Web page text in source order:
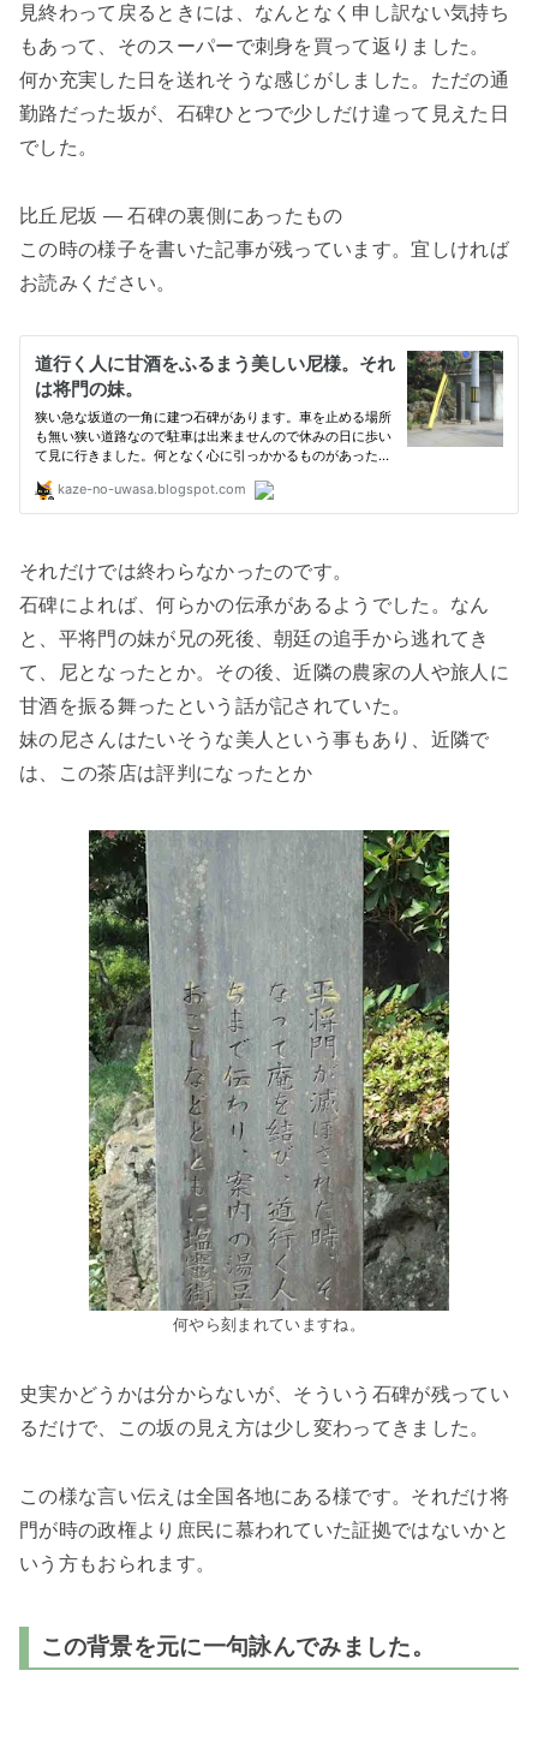
見終わって戻るときには、なんとなく申し訳ない気持ち
もあって、そのスーパーで刺身を買って返りました。
何か充実した日を送れそうな感じがしました。ただの通
勤路だった坂が、石碑ひとつで少しだけ違って見えた日
でした。
比丘尼坂 ― 石碑の裏側にあったもの
この時の様子を書いた記事が残っています。宜しければ
お読みください。
それだけでは終わらなかったのです。
石碑によれば、何らかの伝承があるようでした。なん
と、平将門の妹が兄の死後、朝廷の追手から逃れてき
て、尼となったとか。その後、近隣の農家の人や旅人に
甘酒を振る舞ったという話が記されていた。
妹の尼さんはたいそうな美人という事もあり、近隣で
は、この茶店は評判になったとか
何やら刻まれていますね。
史実かどうかは分からないが、そういう石碑が残ってい
るだけで、この坂の見え方は少し変わってきました。
この様な言い伝えは全国各地にある様です。それだけ将
門が時の政権より庶民に慕われていた証拠ではないかと
いう方もおられます。
この背景を元に一句詠んでみました。